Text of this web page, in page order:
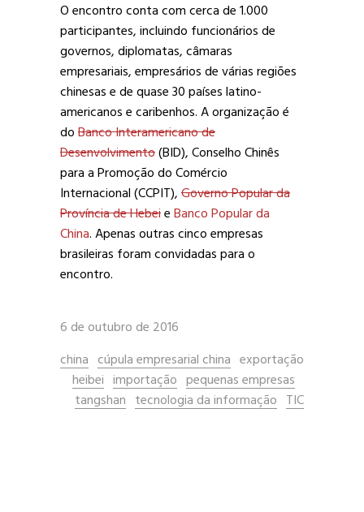
O encontro conta com cerca de 1.000
participantes, incluindo funcionários de
governos, diplomatas, câmaras
empresariais, empresários de várias regiões
chinesas e de quase 30 países latino-
americanos e caribenhos. A organização é
doBanco Interamericano de
Desenvolvimento(BID), Conselho Chinês
para a Promoção do Comércio
Internacional (CCPIT),Governo Popular da
Província de HebeieBanco Popular da
China. Apenas outras cinco empresas
brasileiras foram convidadas para o
encontro.
6 de outubro de 2016
china cúpula empresarial china exportação
heibei importação pequenas empresas
tangshan tecnologia da informação TIC